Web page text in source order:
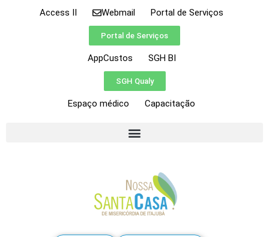
Access II Webmail Portal de Serviços
Portal de Serviços
AppCustos SGH BI
SGH Qualy
Espaço médico Capacitação